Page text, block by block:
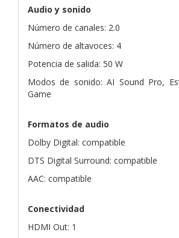
Audio y sonido
Número de canales: 2.0
Número de altavoces: 4
Potencia de salida: 50 W
Modos de sonido: AI Sound Pro,
Game
Formatos de audio
Dolby Digital: compatible
DTS Digital Surround: compatible
AAC: compatible
Conectividad
HDMI Out: 1